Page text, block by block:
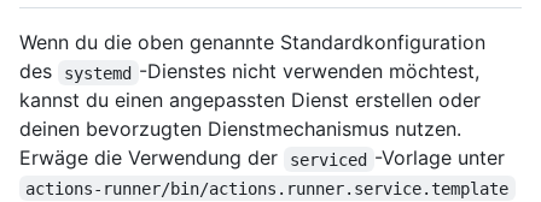
Wenn du die oben genannte Standardkonfiguration
des
systemd -Dienstes nicht verwenden möchtest,
kannst du einen angepassten Dienst erstellen oder
deinen bevorzugten Dienstmechanismus nutzen.
Erwäge die Verwendung der
serviced -Vorlage unter
actions-runner/bin/actions.runner.service.template